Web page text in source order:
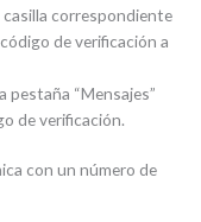
correspondiente
de verificación a
pestaña “Mensajes”
de verificación.
con un número de